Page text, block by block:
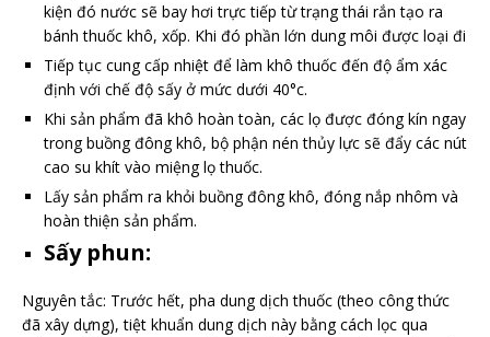
kiện đó nước sẽ bay hơi trực tiếp từ trạng thái rắn tạo ra
bánh thuốc khô, xốp. Khi đó phần lớn dung môi được loại đi
Tiếp tục cung cấp nhiệt để làm khô thuốc đến độ ẩm xác
định với chế độ sấy ở mức dưới 40°c.
Khi sản phẩm đã khô hoàn toàn, các lọ được đóng kín ngay
trong buồng đông khô, bộ phận nén thủy lực sẽ đẩy các nút
cao su khít vào miệng lọ thuốc.
Lấy sản phẩm ra khỏi buồng đông khô, đóng nắp nhôm và
hoàn thiện sản phẩm.
Sấy phun:
Nguyên tắc: Trước hết, pha dung dịch thuốc (theo công thức
đã xây dựng), tiệt khuẩn dung dịch này bằng cách lọc qua